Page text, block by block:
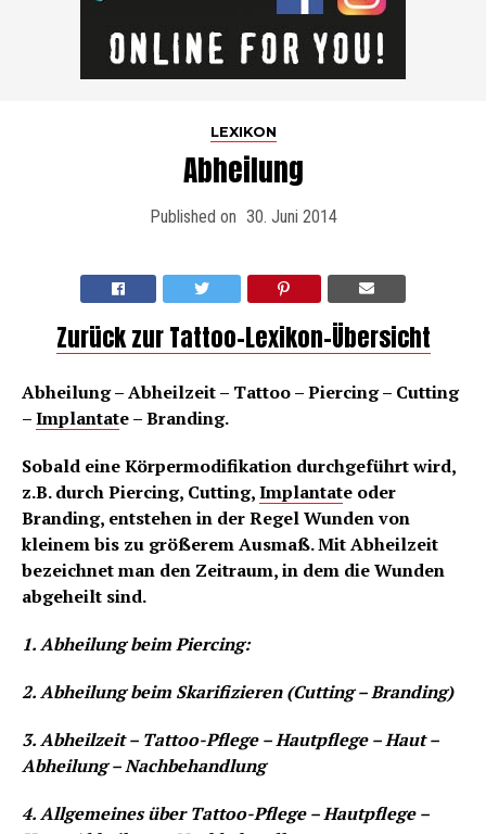
LEXIKON
Abheilung
Published on 30. Juni 2014
Zurück zur Tattoo-Lexikon-Übersicht
Abheilung – Abheilzeit – Tattoo – Piercing – Cutting
–Implantate – Branding.
Sobald eine Körpermodifikation durchgeführt wird,
z.B. durch Piercing, Cutting,Implantate oder
Branding, entstehen in der Regel Wunden von
kleinem bis zu größerem Ausmaß. Mit Abheilzeit
bezeichnet man den Zeitraum, in dem die Wunden
abgeheilt sind.
1. Abheilung beim Piercing:
2. Abheilung beim Skarifizieren (Cutting – Branding)
3. Abheilzeit – Tattoo-Pflege – Hautpflege – Haut –
Abheilung – Nachbehandlung
4. Allgemeines über Tattoo-Pflege – Hautpflege –